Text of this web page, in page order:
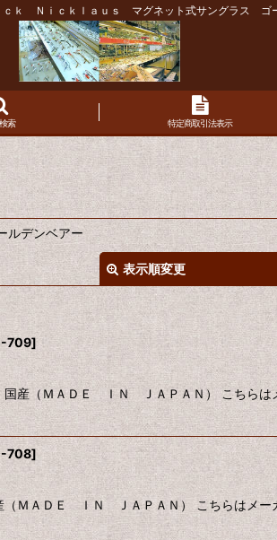
ｋ Ｎｉｃｋｌａｕｓ マグネット式サングラス ゴ
索 特定商取引法表示
デンベアー
表示順変更
絞り込む
-709]
（ＭＡＤＥ ＩＮ ＪＡＰＡＮ） こちらは
-708]
ＡＤＥ ＩＮ ＪＡＰＡＮ） こちらはメー